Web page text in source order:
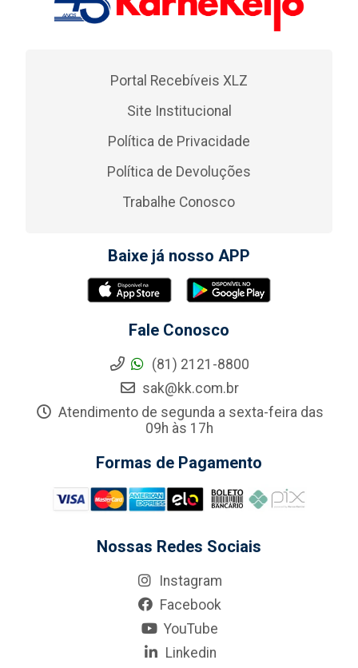
Portal Recebíveis XLZ
Site Institucional
Política de Privacidade
Política de Devoluções
Trabalhe Conosco
Baixe já nosso APP
Fale Conosco
(81) 2121-8800
sak@kk.com.br
Atendimento de segunda a sexta-feira das
09h às 17h
Formas de Pagamento
Nossas Redes Sociais
Instagram
Facebook
YouTube
Linkedin